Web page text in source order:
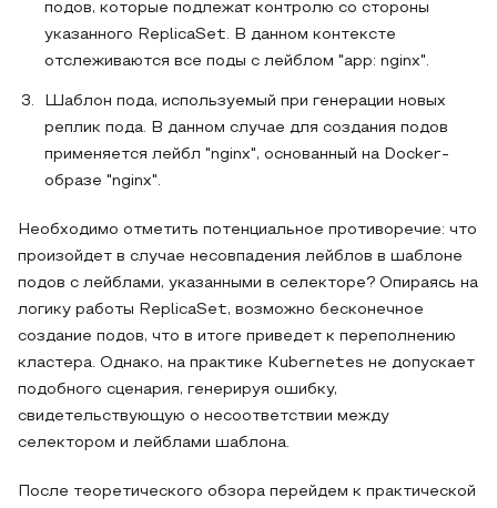
подов, которые подлежат контролю со стороны
указанного ReplicaSet. В данном контексте
отслеживаются все поды с лейблом "app: nginx".
Шаблон пода, используемый при генерации новых
реплик пода. В данном случае для создания подов
применяется лейбл "nginx", основанный на Docker-
образе "nginx".
Необходимо отметить потенциальное противоречие: что
произойдет в случае несовпадения лейблов в шаблоне
подов с лейблами, указанными в селекторе? Опираясь на
логику работы ReplicaSet, возможно бесконечное
создание подов, что в итоге приведет к переполнению
кластера. Однако, на практике Kubernetes не допускает
подобного сценария, генерируя ошибку,
свидетельствующую о несоответствии между
селектором и лейблами шаблона.
После теоретического обзора перейдем к практической